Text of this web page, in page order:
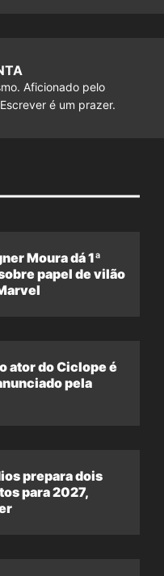
Aficionado pelo
é um prazer.
Moura dá 1ª
papel de vilão
ator do Ciclope é
pela
prepara dois
para 2027,